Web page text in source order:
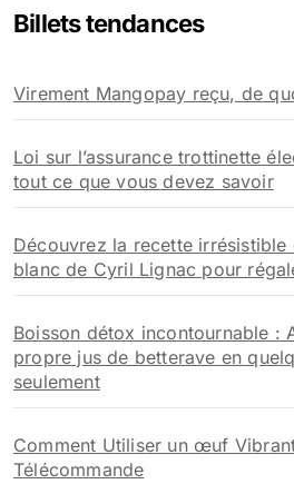
r
e
r
:
Billets tendances
Virement Mangopay reçu, de
Loi sur l’assurance trottinette
tout ce que vous devez savoir
Découvrez la recette
blanc de Cyril Lignac pour
Boisson détox incontournable :
propre jus de betterave en
seulement
Comment Utiliser un œuf
Télécommande